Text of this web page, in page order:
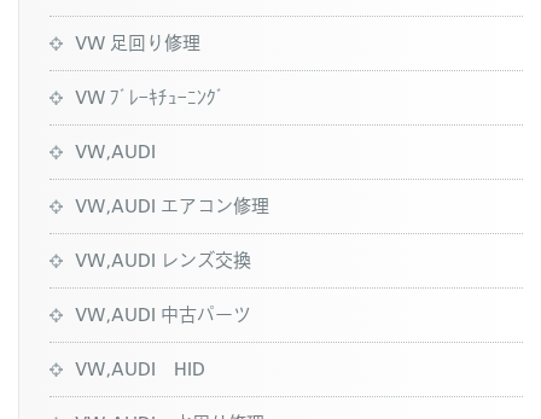
VW 足回り修理
VW ﾌﾞﾚｰｷﾁｭｰﾆﾝｸﾞ
VW,AUDI
VW,AUDI エアコン修理
VW,AUDI レンズ交換
VW,AUDI 中古パーツ
VW,AUDI HID